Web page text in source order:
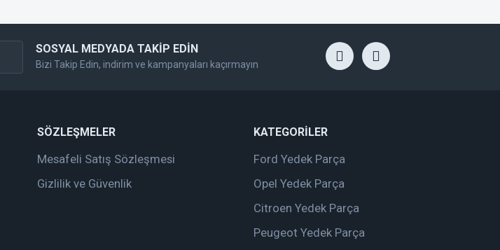
SOSYAL MEDYADA TAKİP EDİN
Bizi Takip Edin, indirim ve kampanyaları kaçırmayın
SÖZLEŞMELER
Mesafeli Satış Sözleşmesi
Gizlilik ve Güvenlik
KATEGORİLER
Ford Yedek Parça
Opel Yedek Parça
Citroen Yedek Parça
Peugeot Yedek Parça